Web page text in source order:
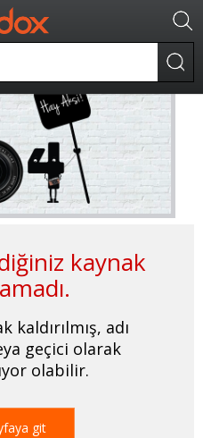
kaynak
kaldırılmış, adı
geçici olarak
olabilir.
git